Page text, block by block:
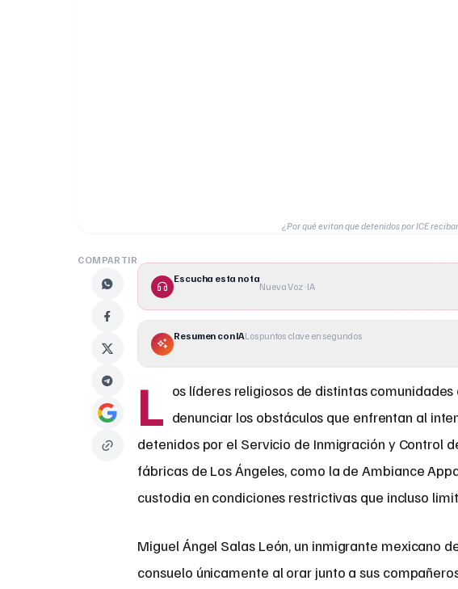
¿Por qué evitan que detenidos por ICE
COMPARTIR
Escucha esta nota
Nueva Voz · IA
Resumen con IALos puntos clave en segundos
L os líderes religiosos de distintas
denunciar los obstáculos que enfrentan al
detenidos por el Servicio de Inmigración y Control
fábricas de Los Ángeles, como la de Ambiance
custodia en condiciones restrictivas que incluso
Miguel Ángel Salas León, un inmigrante mexicano
consuelo únicamente al orar junto a sus